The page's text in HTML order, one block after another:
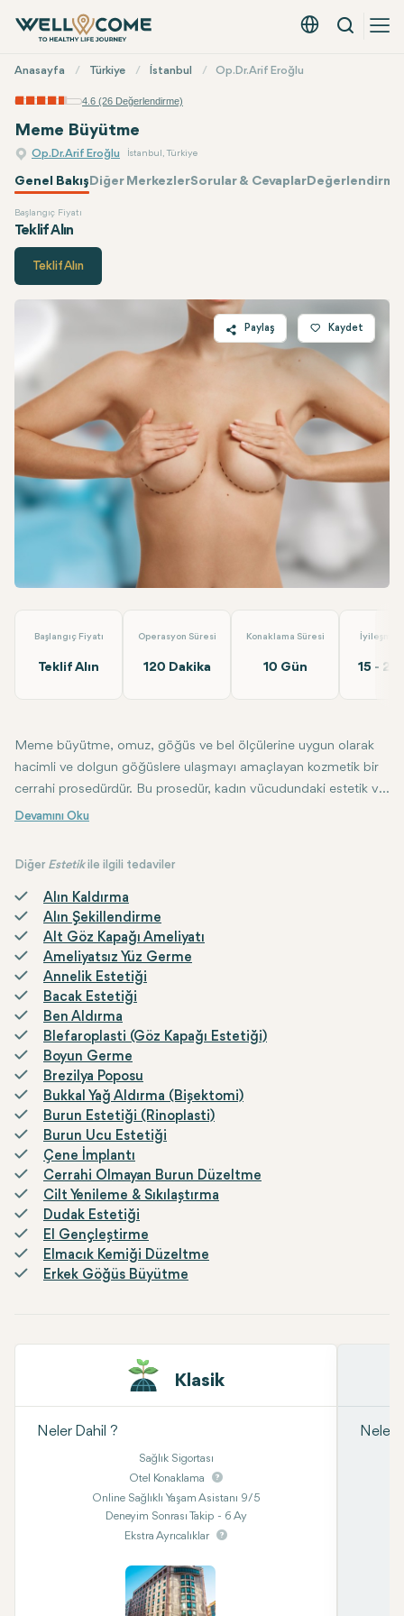
Türkçe - EUR
Arama
Menü
Anasayfa Türkiye İstanbul Op.Dr. Arif Eroğlu
4.6 (26 Değerlendirme)
Meme Büyütme
Op.Dr. Arif Eroğlu İstanbul, Türkiye
Genel BakışDiğer MerkezlerSorular & Cevaplar
Başlangıç Fiyatı
Teklif Alın
Op.Dr. Arif Eroğlu
Teklif Alın
Paylaş
Linkedin
WhatsApp
Telegram
Kaydet
Başlangıç Fiyatı
Teklif Alın
Operasyon Süresi
120 Dakika
Konaklama Süresi
10 Gün
İyileşme
15 - 20
Meme büyütme, omuz, göğüs ve bel ölçülerine uygun olarak
hacimli ve dolgun göğüslere ulaşmayı amaçlayan kozmetik bir
cerrahi prosedürdür. Bu prosedür, kadın vücudundaki estetik ve
belirgin hatları tamamlamak için tercih edilir. Göğüslerin boyutu
Meme büyütme, silikon implantların veya kişinin kendi
Diğer Estetikile ilgili tedaviler
Alın Kaldırma
Alın Şekillendirme
Alt Göz Kapağı Ameliyatı
Ameliyatsız Yüz Germe
Annelik Estetiği
Bacak Estetiği
Ben Aldırma
Blefaroplasti (Göz Kapağı Estetiği)
Boyun Germe
Brezilya Poposu
Bukkal Yağ Aldırma (Bişektomi)
Burun Estetiği (Rinoplasti)
Burun Ucu Estetiği
Çene İmplantı
Cerrahi Olmayan Burun Düzeltme
Cilt Yenileme & Sıkılaştırma
Dudak Estetiği
El Gençleştirme
Elmacık Kemiği Düzeltme
Erkek Göğüs Büyütme
Klasik
Neler Dahil ?
Sağlık Sigortası
Otel Konaklama
Online Sağlıklı Yaşam Asistanı 9/5
Deneyim Sonrası Takip - 6 Ay
Ekstra Ayrıcalıklar
Neler